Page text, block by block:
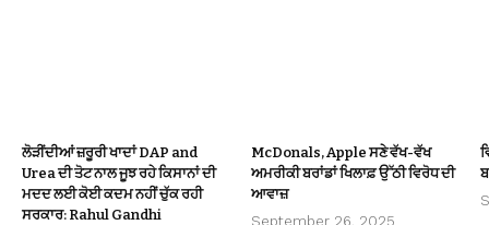
ਲੋੜੀਂਦੀਆਂ ਜ਼ਰੂਰੀ ਖਾਦਾਂ DAP and
Urea ਦੀ ਤੋਟ ਨਾਲ ਜੂਝ ਰਹੇ ਕਿਸਾਨਾਂ ਦੀ
ਮਦਦ ਲਈ ਕੋਈ ਕਦਮ ਨਹੀਂ ਚੁੱਕ ਰਹੀ
ਸਰਕਾਰ: Rahul Gandhi
McDonals, Apple ਸਣੇ ਵੱਖ-ਵੱਖ
ਅਮਰੀਕੀ ਬਰਾਂਡਾਂ ਖਿਲਾਫ਼ ਉੱਠੀ ਵਿਰੋਧ ਦੀ
ਆਵਾਜ਼
September 26, 2025